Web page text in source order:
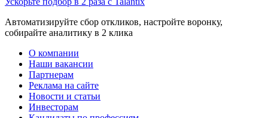
Автоматизируйте сбор откликов, настройте воронку,
собирайте аналитику в 2 клика
О компании
Наши вакансии
Партнерам
Реклама на сайте
Новости и статьи
Инвесторам